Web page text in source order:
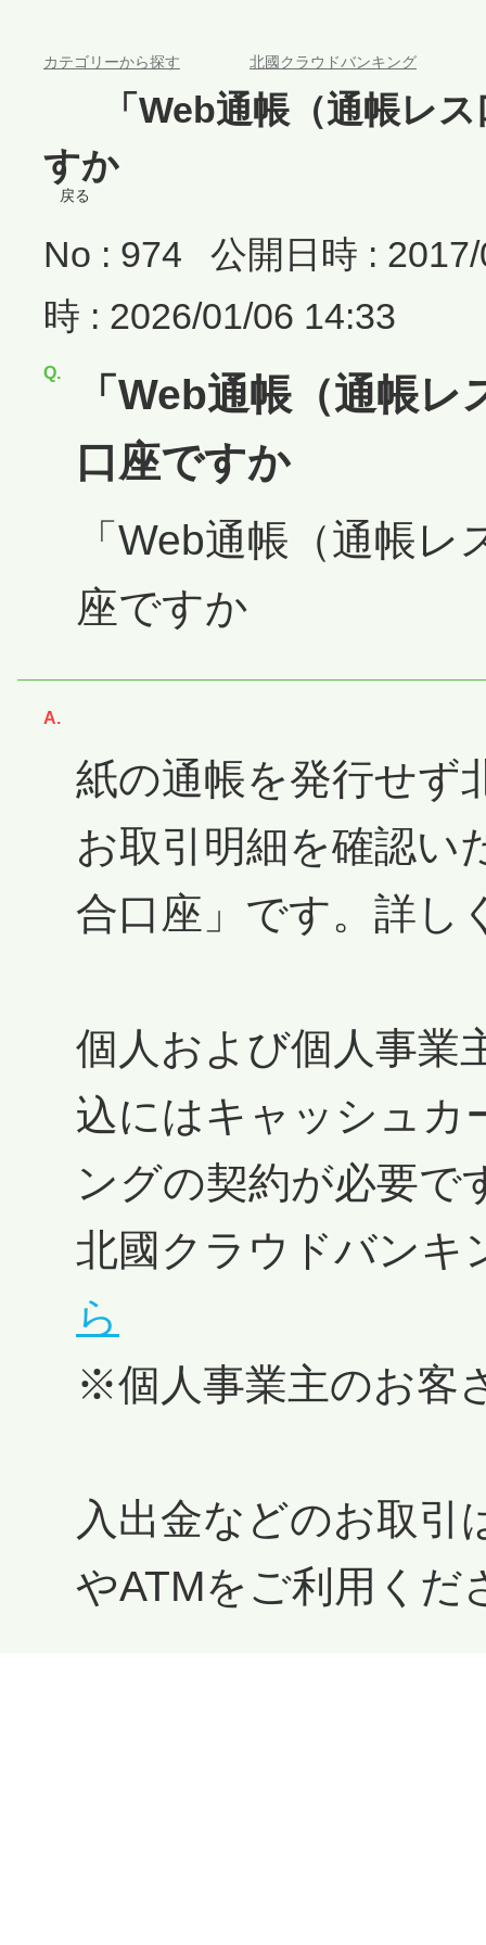
カテゴリーから探す 北國クラウドバンキング
「Web通帳（通帳レ
すか
戻る
No : 974
公開日時 :
時 : 2026/01/06 14:33
「Web通帳（通帳
口座ですか
「Web通帳（通帳
座ですか
紙の通帳を発行せず
お取引明細を確認い
合口座」です。詳し
個人および個人事業
込にはキャッシュカ
ングの契約が必要で
北國クラウドバンキ
ら
※個人事業主のお客
入出金などのお取引
やATMをご利用くだ